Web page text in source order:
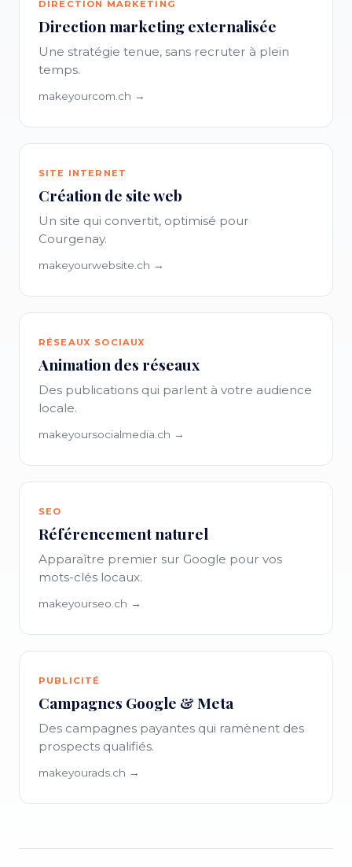
DIRECTION MARKETING
Direction marketing externalisée
Une stratégie tenue, sans recruter à plein
temps.
makeyourcom.ch →
SITE INTERNET
Création de site web
Un site qui convertit, optimisé pour
Courgenay.
makeyourwebsite.ch →
RÉSEAUX SOCIAUX
Animation des réseaux
Des publications qui parlent à votre audience
locale.
makeyoursocialmedia.ch →
SEO
Référencement naturel
Apparaître premier sur Google pour vos
mots-clés locaux.
makeyourseo.ch →
PUBLICITÉ
Campagnes Google & Meta
Des campagnes payantes qui ramènent des
prospects qualifiés.
makeyourads.ch →